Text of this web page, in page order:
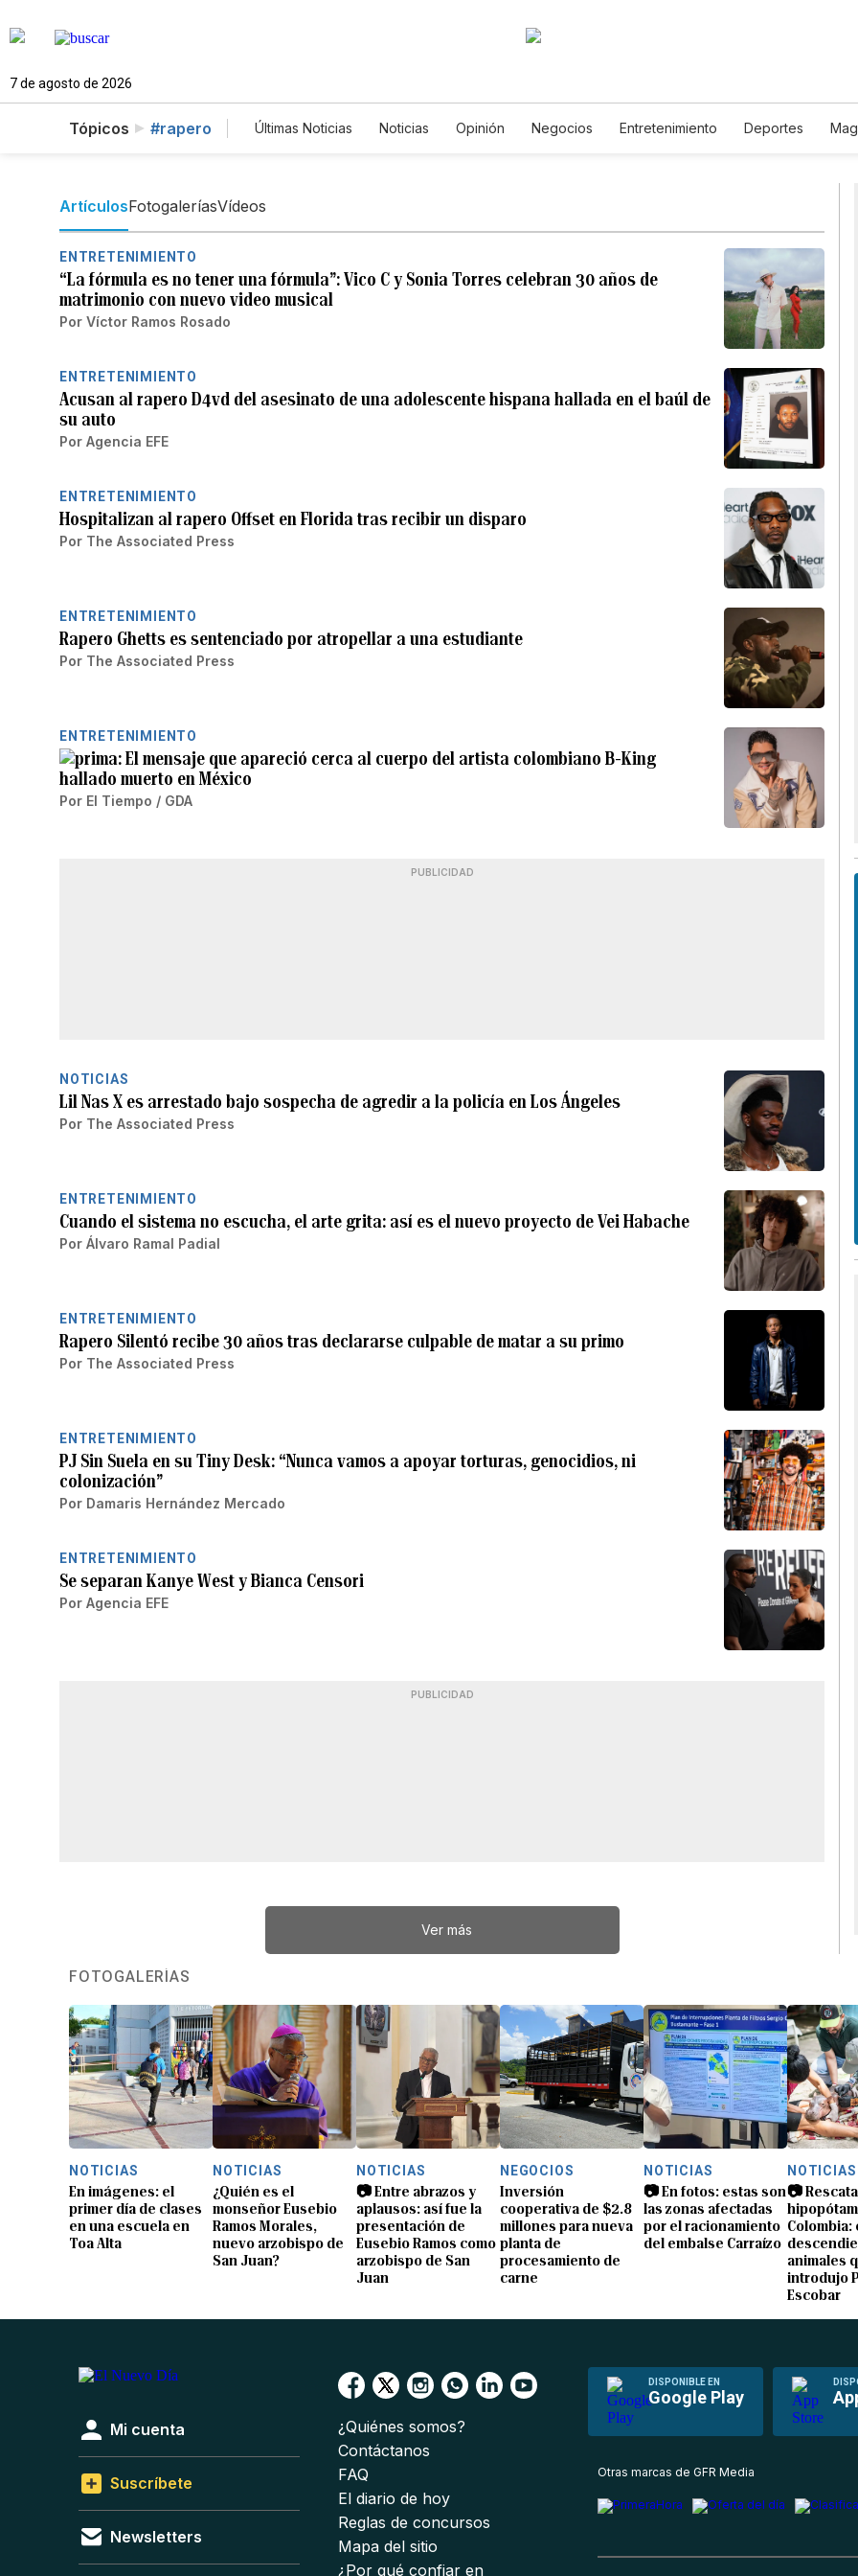
7 de agosto de 2026
Tópicos #rapero Últimas Noticias Noticias Opinión Negocios Entretenimiento Deportes
ArtículosFotogaleríasVídeos
ENTRETENIMIENTO
“La fórmula es no tener una fórmula”: Vico C y Sonia Torres celebran 30 años de
matrimonio con nuevo video musical
Por Víctor Ramos Rosado
ENTRETENIMIENTO
Acusan al rapero D4vd del asesinato de una adolescente hispana hallada en el baúl de
su auto
Por Agencia EFE
ENTRETENIMIENTO
Hospitalizan al rapero Offset en Florida tras recibir un disparo
Por The Associated Press
ENTRETENIMIENTO
Rapero Ghetts es sentenciado por atropellar a una estudiante
Por The Associated Press
ENTRETENIMIENTO
El mensaje que apareció cerca al cuerpo del artista colombiano B-King
hallado muerto en México
Por El Tiempo / GDA
PUBLICIDAD
NOTICIAS
Lil Nas X es arrestado bajo sospecha de agredir a la policía en Los Ángeles
Por The Associated Press
ENTRETENIMIENTO
Cuando el sistema no escucha, el arte grita: así es el nuevo proyecto de Vei Habache
Por Álvaro Ramal Padial
ENTRETENIMIENTO
Rapero Silentó recibe 30 años tras declararse culpable de matar a su primo
Por The Associated Press
ENTRETENIMIENTO
PJ Sin Suela en su Tiny Desk: “Nunca vamos a apoyar torturas, genocidios, ni
colonización”
Por Damaris Hernández Mercado
ENTRETENIMIENTO
Se separan Kanye West y Bianca Censori
Por Agencia EFE
PUBLICIDAD
Ver más
FOTOGALERÍAS
NOTICIAS
En imágenes: el
primer día de clases
en una escuela en
Toa Alta
NOTICIAS
¿Quién es el
monseñor Eusebio
Ramos Morales,
nuevo arzobispo de
San Juan?
NOTICIAS
📷 Entre abrazos y
aplausos: así fue la
presentación de
Eusebio Ramos como
arzobispo de San
Juan
NEGOCIOS
Inversión
cooperativa de $2.8
millones para nueva
planta de
procesamiento de
carne
NOTICIAS
📷 En fotos: estas son
las zonas afectadas
por el racionamiento
del embalse Carraízo
NOTICIAS
📷
Colombia:
animales
introdujo
Escobar
DISPONIBLE EN
Google Play
Mi cuenta
Suscríbete
Newsletters
¿Quiénes somos?
Contáctanos
FAQ
El diario de hoy
Reglas de concursos
Mapa del sitio
¿Por qué confiar en
Otras marcas de GFR Media